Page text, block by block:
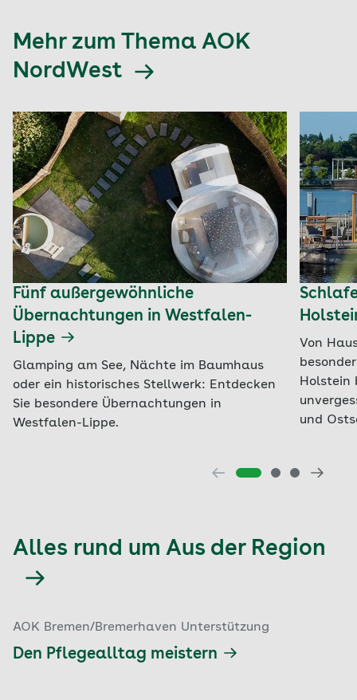
Mehr zum Thema AOK
NordWest
Fünf außergewöhnliche
Übernachtungen in Westfalen-
Lippe
Glamping am See, Nächte im Baumhaus
oder ein historisches Stellwerk: Entdecken
Sie besondere Übernachtungen in
Westfalen-Lippe.
Von
Holstein
und
Alles rund um Aus der Region
AOK Bremen/Bremerhaven Unterstützung
Den Pflegealltag meistern